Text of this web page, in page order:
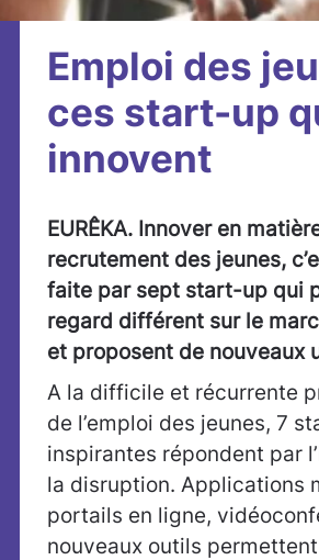
Emploi des
ces start-up
innovent
EURÊKA. Innover en
recrutement des jeunes,
faite par sept start-up qui
regard différent sur le
et proposent de nouveaux
A la difficile et récurrente
de l’emploi des jeunes, 7
inspirantes répondent par
la disruption. Applications
portails en ligne,
nouveaux outils